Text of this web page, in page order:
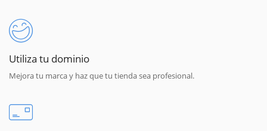
Utiliza tu dominio
Mejora tu marca y haz que tu tienda sea profesional.